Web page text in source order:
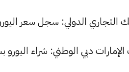
الدولي: سجل سعر اليورو 53.88 جنيها للشراء و 54.21
دبي الوطني: شراء اليورو بسعر 53.79 جنيها وبيعه بسعر